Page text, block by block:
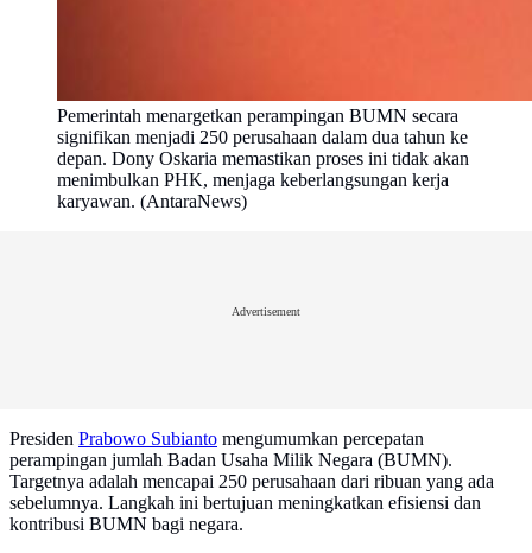
Pemerintah menargetkan perampingan BUMN secara
signifikan menjadi 250 perusahaan dalam dua tahun ke
depan. Dony Oskaria memastikan proses ini tidak akan
menimbulkan PHK, menjaga keberlangsungan kerja
karyawan. (AntaraNews)
Advertisement
Presiden Prabowo Subianto mengumumkan percepatan
perampingan jumlah Badan Usaha Milik Negara (BUMN).
Targetnya adalah mencapai 250 perusahaan dari ribuan yang ada
sebelumnya. Langkah ini bertujuan meningkatkan efisiensi dan
kontribusi BUMN bagi negara.